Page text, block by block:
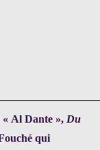
« Al Dante », Du
qui